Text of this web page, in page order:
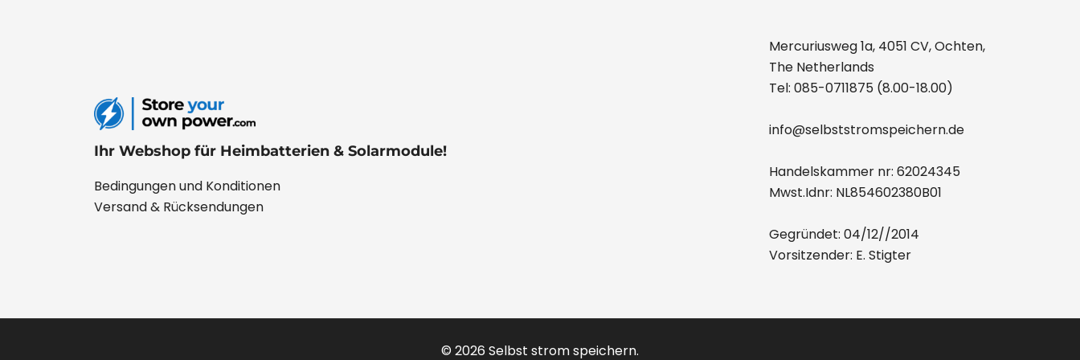
Ihr Webshop für Heimbatterien & Solarmodule!
Bedingungen und Konditionen
Versand & Rücksendungen
Mercuriusweg 1a, 4051 CV, Ochten,
The Netherlands
Tel: 085-0711875 (8.00-18.00)
info@selbststromspeichern.de
Handelskammer nr: 62024345
Mwst.Idnr: NL854602380B01
Gegründet: 04/12//2014
Vorsitzender: E. Stigter
© 2026 Selbst strom speichern.